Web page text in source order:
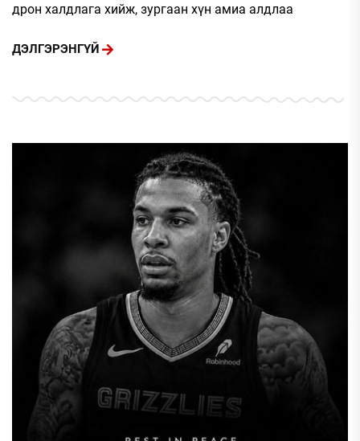
дрон халдлага хийж, зургаан хүн амиа алдлаа
ДЭЛГЭРЭНГҮЙ